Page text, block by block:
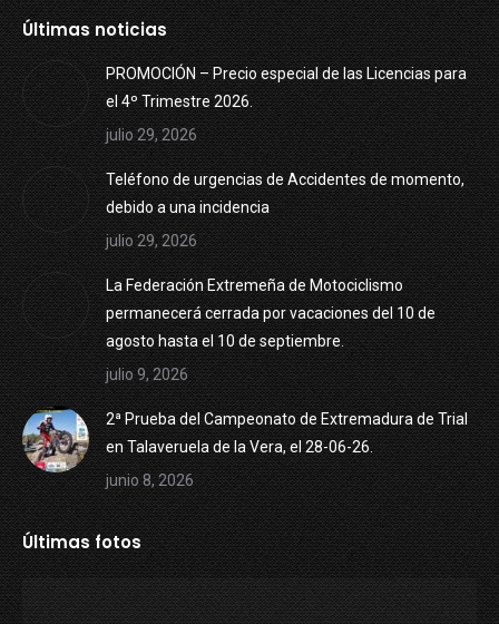
Últimas noticias
PROMOCIÓN – Precio especial de las Licencias para
el 4º Trimestre 2026.
julio 29, 2026
Teléfono de urgencias de Accidentes de momento,
debido a una incidencia
julio 29, 2026
La Federación Extremeña de Motociclismo
permanecerá cerrada por vacaciones del 10 de
agosto hasta el 10 de septiembre.
julio 9, 2026
2ª Prueba del Campeonato de Extremadura de Trial
en Talaveruela de la Vera, el 28-06-26.
junio 8, 2026
Últimas fotos